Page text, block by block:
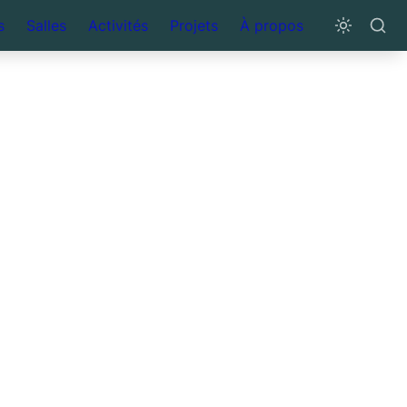
Salles Activités Projets À propos